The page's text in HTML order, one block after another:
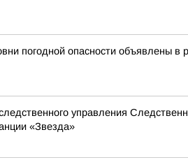
погодной опасности объявлены в
управления
«Звезда»